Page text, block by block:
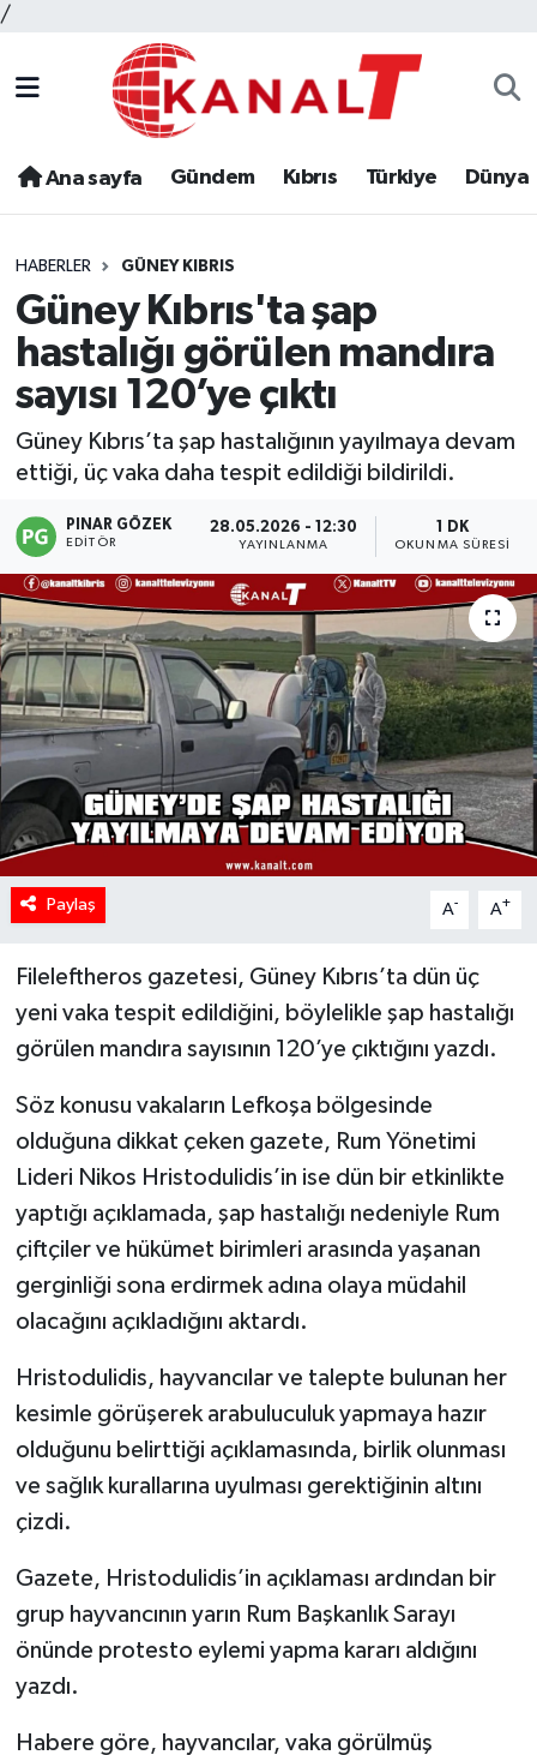
/
Ana sayfa Gündem Kıbrıs Türkiye Dünya
HABERLER GÜNEY KIBRIS
Güney Kıbrıs'ta şap
hastalığı görülen mandıra
sayısı 120’ye çıktı
Güney Kıbrıs’ta şap hastalığının yayılmaya devam
ettiği, üç vaka daha tespit edildiği bildirildi.
PINAR GÖZEK
EDITÖR
28.05.2026 - 12:30
YAYINLANMA
1 DK
OKUNMA SÜRESI
Paylaş A- A+
Fileleftheros gazetesi, Güney Kıbrıs’ta dün üç
yeni vaka tespit edildiğini, böylelikle şap hastalığı
görülen mandıra sayısının 120’ye çıktığını yazdı.
Söz konusu vakaların Lefkoşa bölgesinde
olduğuna dikkat çeken gazete, Rum Yönetimi
Lideri Nikos Hristodulidis’in ise dün bir etkinlikte
yaptığı açıklamada, şap hastalığı nedeniyle Rum
çiftçiler ve hükümet birimleri arasında yaşanan
gerginliği sona erdirmek adına olaya müdahil
olacağını açıkladığını aktardı.
Hristodulidis, hayvancılar ve talepte bulunan her
kesimle görüşerek arabuluculuk yapmaya hazır
olduğunu belirttiği açıklamasında, birlik olunması
ve sağlık kurallarına uyulması gerektiğinin altını
çizdi.
Gazete, Hristodulidis’in açıklaması ardından bir
grup hayvancının yarın Rum Başkanlık Sarayı
önünde protesto eylemi yapma kararı aldığını
yazdı.
Habere göre, hayvancılar, vaka görülmüş